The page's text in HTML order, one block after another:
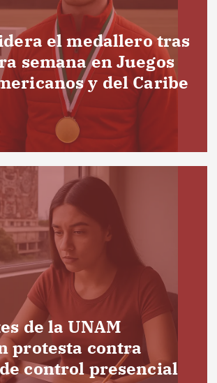
el medallero tras
semana en Juegos
y del Caribe
de la UNAM
protesta contra
control presencial